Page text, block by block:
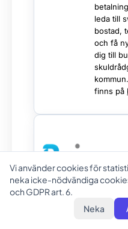
Vi använder cookies för
neka icke-nödvändiga
och GDPR art. 6.
Neka
leda till
bostad,
och få
dig till
finns på
Lånebelopp
10 000 - 150